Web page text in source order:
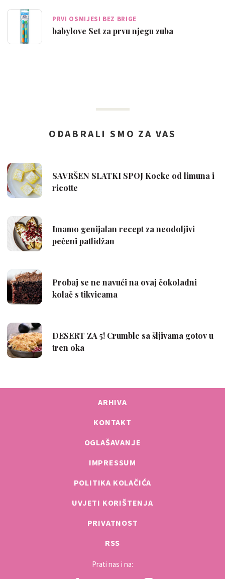
PRVI OSMIJESI BEZ BRIGE
babylove Set za prvu njegu zuba
ARHIVA
KONTAKT
OGLAŠAVANJE
IMPRESSUM
POLITIKA KOLAČIĆA
UVJETI KORIŠTENJA
PRIVATNOST
RSS
Prati nas i na: